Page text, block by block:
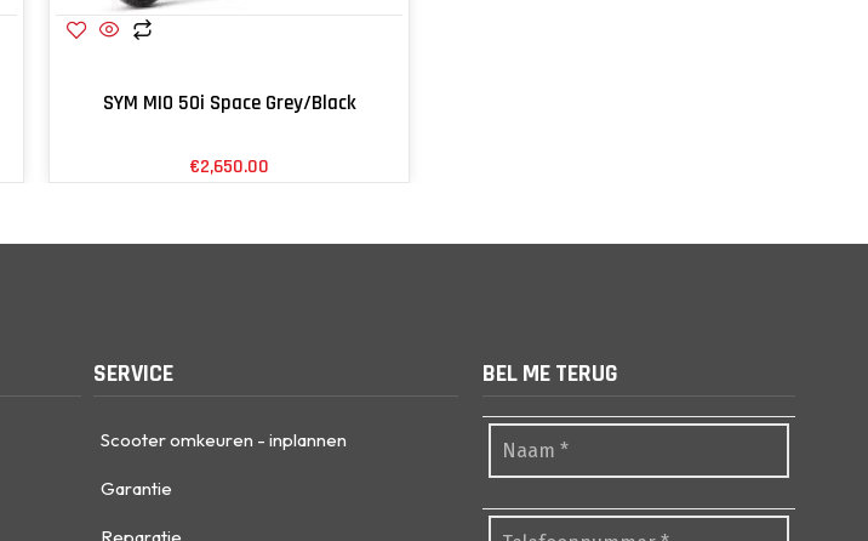
SYM MIO 50i Space Grey/Black
€2,650.00
SERVICE
Scooter omkeuren - inplannen
Garantie
BEL ME TERUG